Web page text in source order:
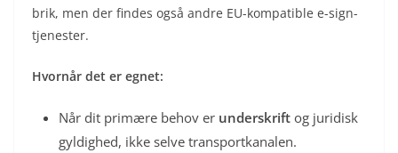
brik, men der findes også andre EU-kompatible e-sign-
tjenester.
Hvornår det er egnet:
Når dit primære behov er underskrift og juridisk
gyldighed, ikke selve transportkanalen.